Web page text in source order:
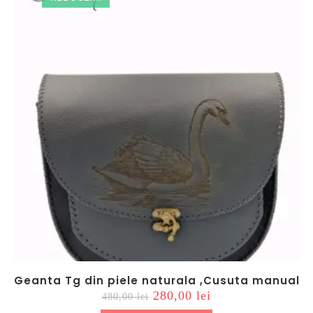
Geanta Tg din piele naturala ,Cusuta manual
480,00lei Prețul
inițial
280,00 lei